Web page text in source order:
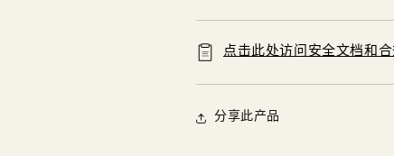
点击此处访问安全文档和
分享此产品